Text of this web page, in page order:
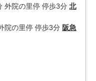
外院の里停 停歩3分 北
院の里停 停歩3分 阪急